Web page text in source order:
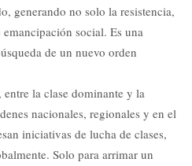
generando no solo la resistencia,
social. Es una
de un nuevo orden
la clase dominante y la
nacionales, regionales y en el
iniciativas de lucha de clases,
Solo para arrimar un